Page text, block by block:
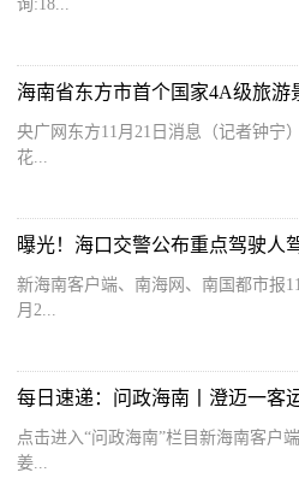
询:18...
海南省东方市首个国家4A级旅游
央广网东方11月21日消息（记者钟宁
花...
曝光！海口交警公布重点驾驶人
新海南客户端、南海网、南国都市报
月2...
点击进入“问政海南”栏目新海南客户
姜...